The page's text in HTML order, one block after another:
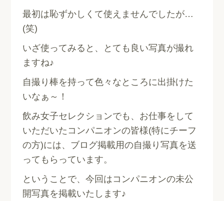
最初は恥ずかしくて使えませんでしたが…
(笑)
いざ使ってみると、とても良い写真が撮れ
ますね♪
自撮り棒を持って色々なところに出掛けた
いなぁ～！
飲み女子セレクションでも、お仕事をして
いただいたコンパニオンの皆様(特にチーフ
の方)には、ブログ掲載用の自撮り写真を送
ってもらっています。
ということで、今回はコンパニオンの未公
開写真を掲載いたします♪